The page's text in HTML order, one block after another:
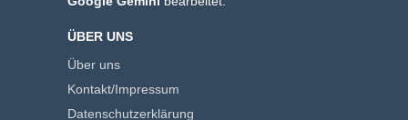
ÜBER UNS
Über uns
Kontakt/Impressum
Datenschutzerklärung